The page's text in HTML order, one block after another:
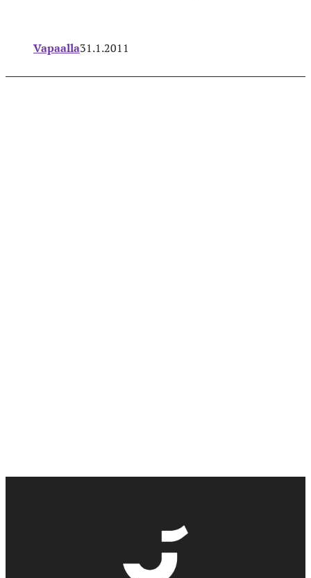
Vapaalla31.1.2011